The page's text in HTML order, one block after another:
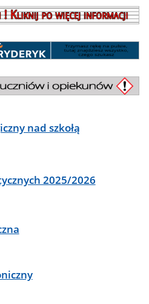
nad szkołą
2025/2026